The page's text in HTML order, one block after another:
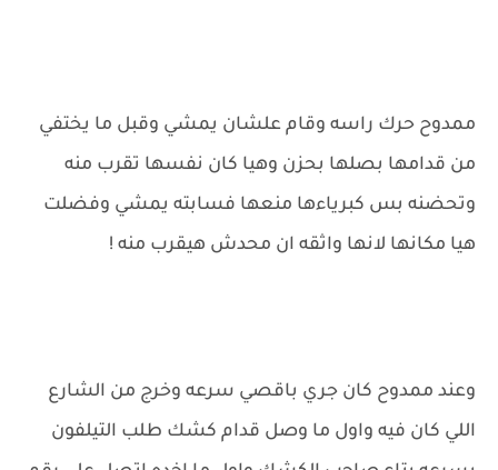
ممدوح حرك راسه وقام علشان يمشي وقبل ما يختفي
من قدامها بصلها بحزن وهيا كان نفسها تقرب منه
وتحضنه بس كبرياءها منعها فسابته يمشي وفضلت
هيا مكانها لانها واثقه ان محدش هيقرب منه !
وعند ممدوح كان جري باقصي سرعه وخرج من الشارع
اللي كان فيه واول ما وصل قدام كشك طلب التيلفون